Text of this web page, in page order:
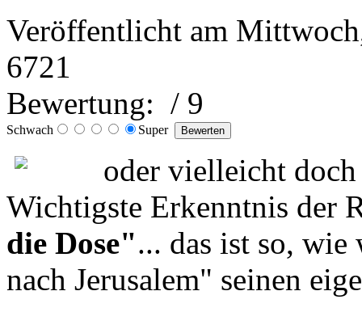
Veröffentlicht am
6721
Bewertung: / 9
Schwach Super
oder vielleicht doch
Wichtigste Erkenntnis der
die Dose"... das ist so, wie
nach Jerusalem" seinen